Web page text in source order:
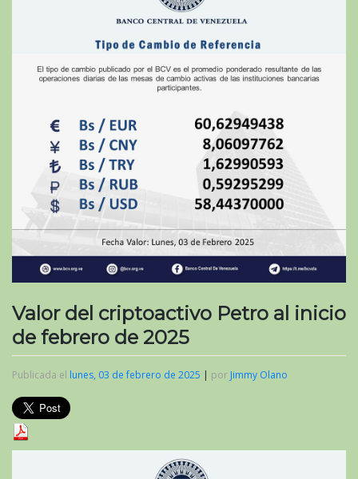
Valor del criptoactivo Petro al inicio
de febrero de 2025
Publicada el lunes, 03 de febrero de 2025 | por Jimmy Olano